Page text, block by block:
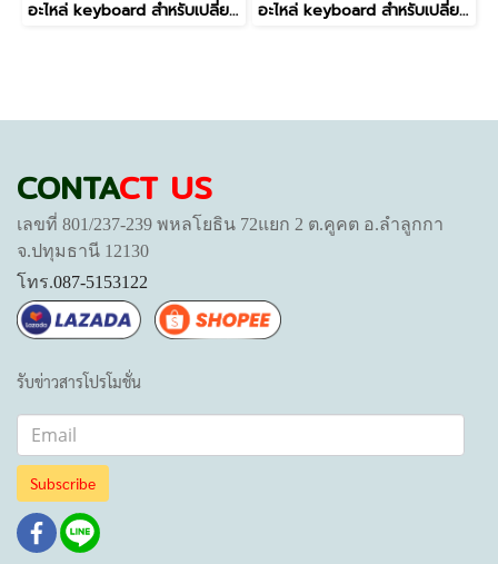
อะไหล่ keyboard สำหรับเปลี่ยน รุ่น INSPIRON 5584 5590 5593 5594 5598 7590 7591 Inspiron 15-5593, 5584, 5590, 5593, 5594, 5598, 7590, 7591, 7791 inspiron 15 3501 3502 3505 5501 5502 5508 แป้นสีเงิน มีไฟ อะไหล่ keyboard สำหรับเปลี่ยน รุ่น atitude 7440 7340 7640 7450 มีไฟ
CONTACT US
เลขที่ 801/237-239 พหลโยธิน 72แยก 2 ต.คูคต อ.ลำลูกกา
จ.ปทุมธานี 12130
โทร.087-5153122
รับข่าวสารโปรโมชั่น
Subscribe